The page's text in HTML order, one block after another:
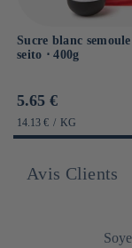
Sucre blanc
seito ⋅ 400g
Prix
habituel
5.65 €
PRIX
UNITAIRE
14.13 € / PAR
KG
Avis Clients